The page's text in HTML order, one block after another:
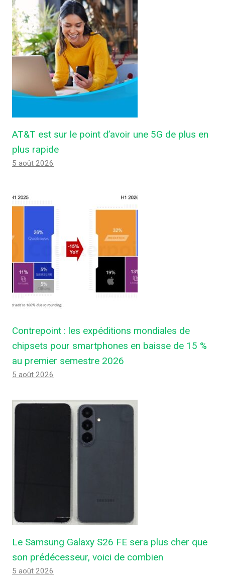
AT&T est sur le point d’avoir une 5G de plus en
plus rapide
5 août 2026
Contrepoint : les expéditions mondiales de
chipsets pour smartphones en baisse de 15 %
au premier semestre 2026
5 août 2026
Le Samsung Galaxy S26 FE sera plus cher que
son prédécesseur, voici de combien
5 août 2026